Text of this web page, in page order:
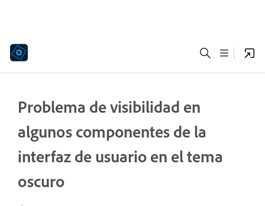
Problema de visibilidad en
algunos componentes de la
interfaz de usuario en el tema
oscuro